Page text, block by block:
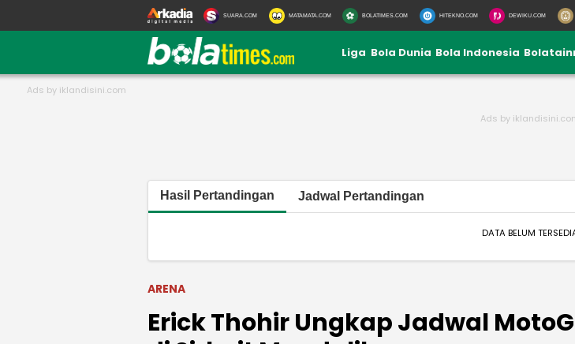
SUARA.COM MATAMATA.COM BOLATIMES.COM HITEKNO.COM DEWIKU.COM
Liga Bola Dunia Bola Indonesia
Hasil Pertandingan Jadwal Pertandingan
DATA BELUM
ARENA
Erick Thohir Ungkap Jadwal